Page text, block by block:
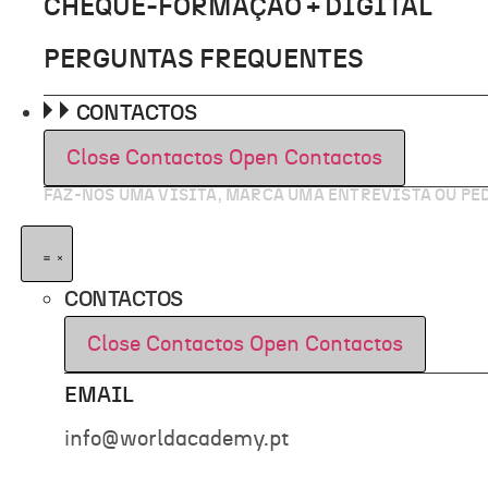
CHEQUE-FORMAÇÃO + DIGITAL
PERGUNTAS FREQUENTES
CONTACTOS
Close Contactos Open Contactos
FAZ-NOS UMA VISITA, MARCA UMA ENTREVISTA OU
CONTACTOS
Close Contactos Open Contactos
EMAIL
info@worldacademy.pt